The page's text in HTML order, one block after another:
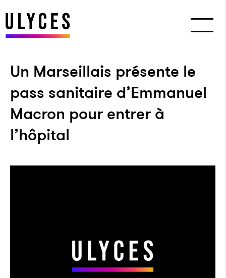
Un Marseillais présente le
pass sanitaire d’Emmanuel
Macron pour entrer à
l’hôpital